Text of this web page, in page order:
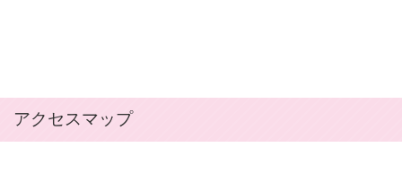
アクセスマップ